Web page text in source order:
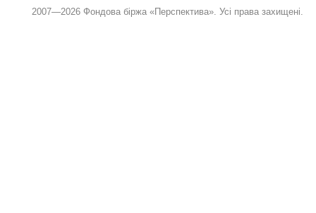
2007—2026 Фондова біржа «Перспектива». Усі права захищені.